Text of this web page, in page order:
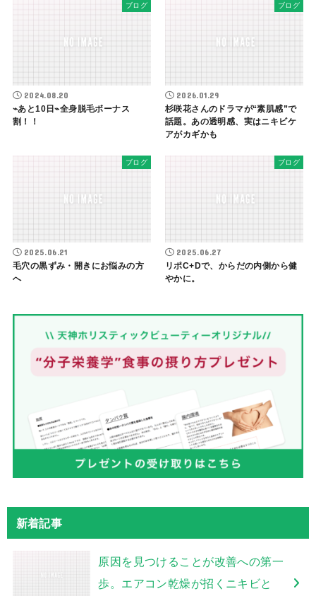
ブログ
2024.08.20
⌁あと10日⌁全身脱毛ボーナス
割！！
ブログ
2026.01.29
杉咲花さんのドラマが“素肌感”で
話題。あの透明感、実はニキビケ
アがカギかも
ブログ
2025.06.21
毛穴の黒ずみ・開きにお悩みの方
へ
ブログ
2025.06.27
リポC+Dで、からだの内側から健
やかに。
新着記事
原因を見つけることが改善への第一
歩。エアコン乾燥が招くニキビと